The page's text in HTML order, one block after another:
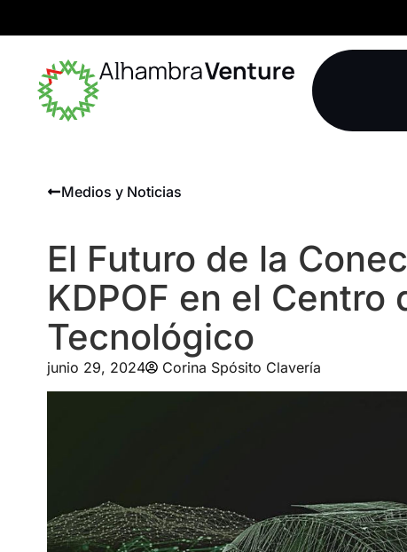
Medios y Noticias
El Futuro de la
KDPOF en el Centro
Tecnológico
junio 29, 2024 Corina Spósito Clavería